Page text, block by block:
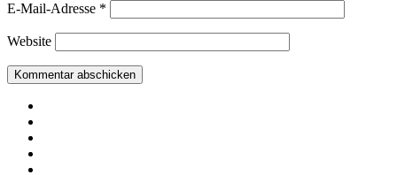
E-Mail-Adresse *
Website